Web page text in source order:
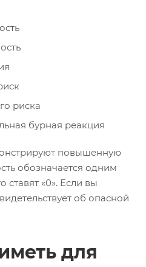
риска
бурная реакция
повышенную
обозначается одним
ставят «0». Если вы
об опасной
для